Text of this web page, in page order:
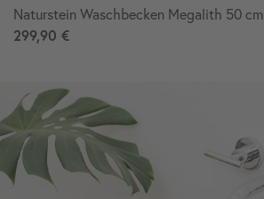
Naturstein Waschbecken Megalith 50 cm
299,90 €